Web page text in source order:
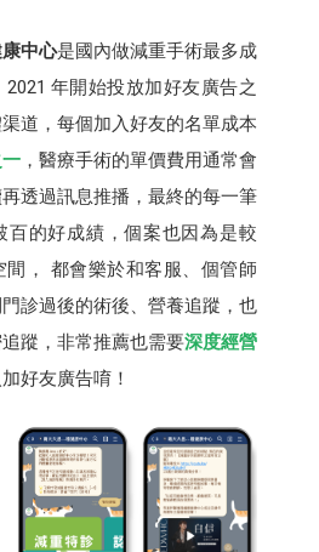
中心是國內做減重手術最多成
年開始投放加好友廣告之
道，每個加入好友的名單成本
，醫療手術的單價費用通常會
透過訊息推播，最終的每一筆
百的好成績，個案也因為是較
， 都會樂於和客服、個管師
診過後的術後、營養追蹤，也
蹤，非常推薦也需要深度經營
好友廣告唷！